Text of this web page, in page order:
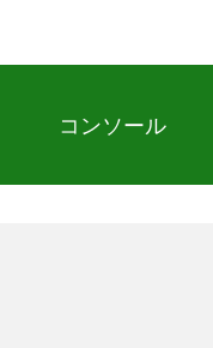
コンソール